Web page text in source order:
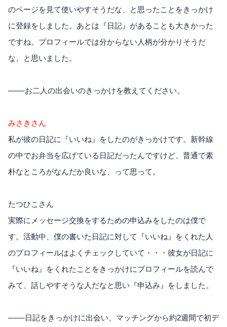
のページを見て使いやすそうだな、と思ったことをきっかけ
に登録をしました。あとは『日記』があることも大きかった
ですね。プロフィールでは分からない人柄が分かりそうだ
な、と思いました。
───お二人の出会いのきっかけを教えてください。
みさきさん
私が彼の日記に『いいね』をしたのがきっかけです。新幹線
の中でお弁当を広げている日記だったんですけど、普通で素
朴なところがなんだか良いな、って思って。
たつひこさん
実際にメッセージ交換をするための申込みをしたのは僕で
す。活動中、僕の書いた日記に対して『いいね』をくれた人
のプロフィールはよくチェックしていて・・・彼女が日記に
『いいね』をくれたことをきっかけにプロフィールを読んで
みて、話しやすそうな人だなと思い『申込み』をしました。
───日記をきっかけに出会い、マッチングから約2週間で初デ